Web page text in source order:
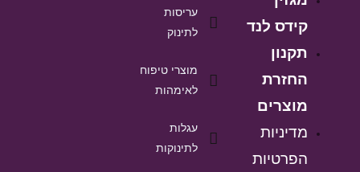
קידס לנד
תקנון
החזרת
מוצרים
מדיניות
הפרטיות
עריסות
לתינוק
מוצרי טיפוח
לאימהות
עגלות
לתינוקות